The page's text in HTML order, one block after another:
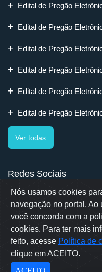
Nós usamos cookies
navegação no portal. Ao
você concorda com a
cookies. Para ter mais
feito, acesse Política de
clique em ACEITO.
Edital de Pregão
Edital de Pregão
Edital de Pregão
Edital de Pregão
Edital de Pregão
Edital de Pregão
Ver todas
Redes Sociais
Rua Erwino Menegotti, 478
Samae © 2022 -
Desenvolvido por: